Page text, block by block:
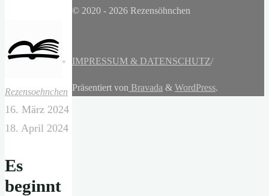
Rezensoehnchen
16. März 2024
18. April 2024
Es
beginnt
© 2020 - 2026 Rezensöhnchen
IMPRESSUM & DATENSCHUTZ/
Präsentiert von Bravada & WordPress.